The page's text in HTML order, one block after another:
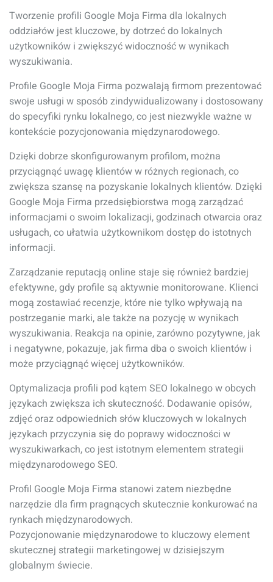
Tworzenie profili Google Moja Firma dla lokalnych
oddziałów jest kluczowe, by dotrzeć do lokalnych
użytkowników i zwiększyć widoczność w wynikach
wyszukiwania.
Profile Google Moja Firma pozwalają firmom prezentować
swoje usługi w sposób zindywidualizowany i dostosowany
do specyfiki rynku lokalnego, co jest niezwykle ważne w
kontekście pozycjonowania międzynarodowego.
Dzięki dobrze skonfigurowanym profilom, można
przyciągnąć uwagę klientów w różnych regionach, co
zwiększa szansę na pozyskanie lokalnych klientów. Dzięki
Google Moja Firma przedsiębiorstwa mogą zarządzać
informacjami o swoim lokalizacji, godzinach otwarcia oraz
usługach, co ułatwia użytkownikom dostęp do istotnych
informacji.
Zarządzanie reputacją online staje się również bardziej
efektywne, gdy profile są aktywnie monitorowane. Klienci
mogą zostawiać recenzje, które nie tylko wpływają na
postrzeganie marki, ale także na pozycję w wynikach
wyszukiwania. Reakcja na opinie, zarówno pozytywne, jak
i negatywne, pokazuje, jak firma dba o swoich klientów i
może przyciągnąć więcej użytkowników.
Optymalizacja profili pod kątem SEO lokalnego w obcych
językach zwiększa ich skuteczność. Dodawanie opisów,
zdjęć oraz odpowiednich słów kluczowych w lokalnych
językach przyczynia się do poprawy widoczności w
wyszukiwarkach, co jest istotnym elementem strategii
międzynarodowego SEO.
Profil Google Moja Firma stanowi zatem niezbędne
narzędzie dla firm pragnących skutecznie konkurować na
rynkach międzynarodowych.
Pozycjonowanie międzynarodowe to kluczowy element
skutecznej strategii marketingowej w dzisiejszym
globalnym świecie.